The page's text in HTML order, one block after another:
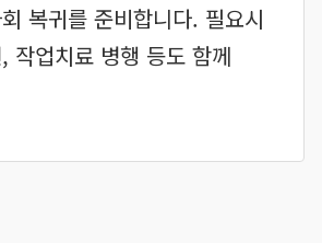
복귀를 준비합니다. 필요시
작업치료 병행 등도 함께